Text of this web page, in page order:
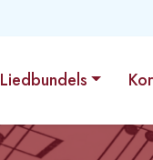
Liedbundels